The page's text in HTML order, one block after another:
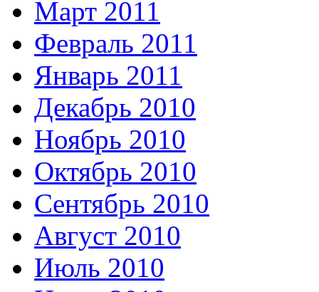
Март 2011
Февраль 2011
Январь 2011
Декабрь 2010
Ноябрь 2010
Октябрь 2010
Сентябрь 2010
Август 2010
Июль 2010